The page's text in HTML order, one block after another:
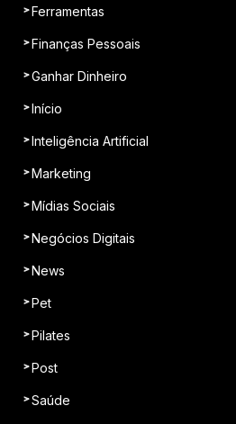
Ferramentas
Finanças Pessoais
Ganhar Dinheiro
Início
Inteligência Artificial
Marketing
Mídias Sociais
Negócios Digitais
News
Pet
Pilates
Post
Saúde